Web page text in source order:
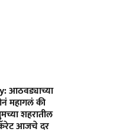
आठवड्याच्या
महागलं की
शहरातील
आजचे दर